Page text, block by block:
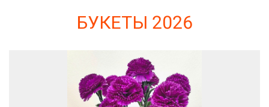
БУКЕТЫ 2026